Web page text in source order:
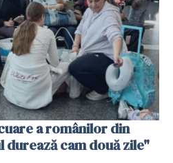
a românilor din
durează cam două zile"